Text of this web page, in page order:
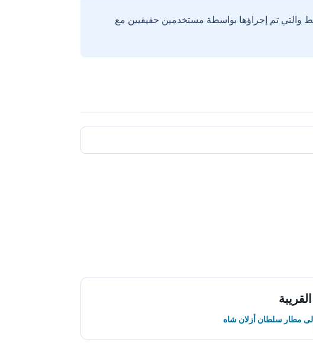
والتي تم إجراؤها بواسطة مستخدمين حقيقيين مع
مطار سلطان أزلان شاه